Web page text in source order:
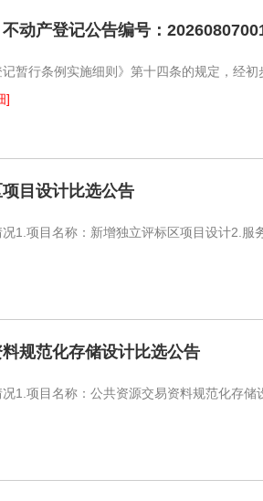
动产登记公告编号：
暂行条例实施细则》第十四条的规定，经
]
目设计比选公告
1.项目名称：新增独立评标区项目设计2.
规范化存储设计比选公告
1.项目名称：公共资源交易资料规范化存